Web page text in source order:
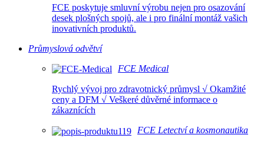
FCE poskytuje smluvní výrobu nejen pro osazování
desek plošných spojů, ale i pro finální montáž vašich
inovativních produktů.
Průmyslová odvětví
FCE Medical
Rychlý vývoj pro zdravotnický průmysl √ Okamžité
ceny a DFM √ Veškeré důvěrné informace o
zákaznících
FCE Letectví a kosmonautika